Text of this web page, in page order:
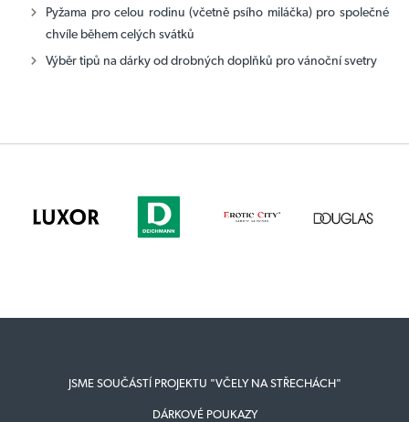
Pyžama pro celou rodinu (včetně psího miláčka) pro společné
chvíle během celých svátků
Výběr tipů na dárky od drobných doplňků pro vánoční svetry
JSME SOUČÁSTÍ PROJEKTU "VČELY NA STŘECHÁCH"
DÁRKOVÉ POUKAZY